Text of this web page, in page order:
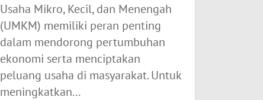
Usaha Mikro, Kecil, dan Menengah
(UMKM) memiliki peran penting
dalam mendorong pertumbuhan
ekonomi serta menciptakan
peluang usaha di masyarakat. Untuk
meningkatkan...